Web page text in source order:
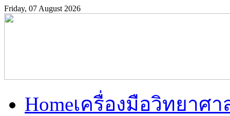
Friday, 07 August 2026
Homeเครื่องมือวิทยาศา